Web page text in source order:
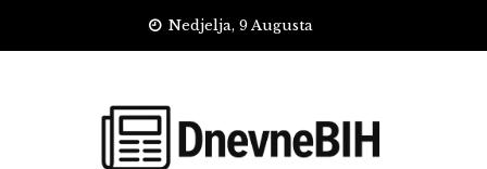
Nedjelja, 9 Augusta